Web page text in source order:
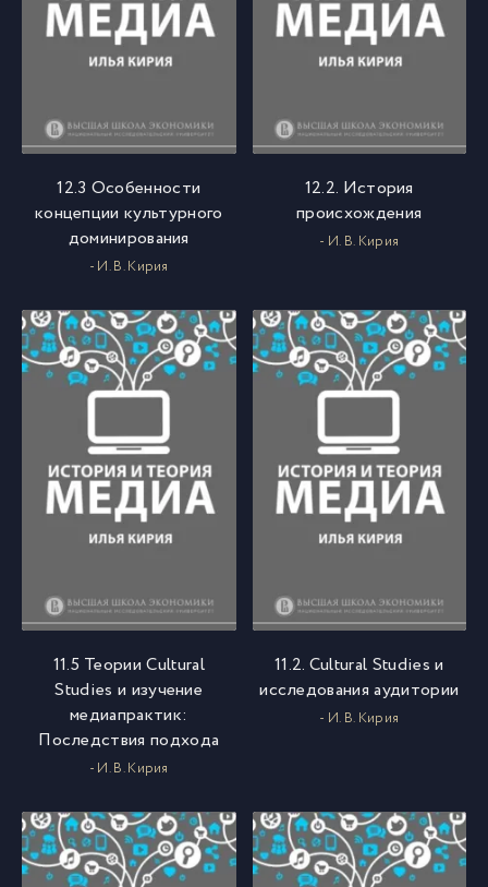
12.3 Особенности
концепции культурного
доминирования
- И. В. Кирия
12.2. История
происхождения
- И. В. Кирия
11.5 Теории Cultural
Studies и изучение
медиапрактик:
Последствия подхода
- И. В. Кирия
11.2. Cultural Studies и
исследования аудитории
- И. В. Кирия